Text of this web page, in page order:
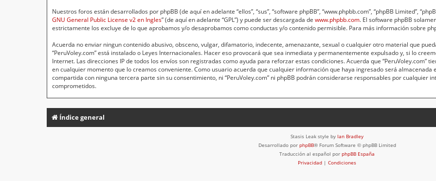
Nuestros foros están desarrollados por phpBB (de aquí en adelante “ellos”, “sus”, “software phpBB”, “www.phpbb.com”, “phpBB Limited”,
GNU General Public License v2 en Ingles” (de aquí en adelante “GPL”) y puede ser descargada de www.phpbb.com. El software phpBB
estrictamente los excluye de lo que aprobamos y/o desaprobamos como conductas y/o contenido permisible. Para más información sobre
Acuerda no enviar ningun contenido abusivo, obsceno, vulgar, difamatorio, indecente, amenazante, sexual o cualquier otro material que
“PeruVoley.com” está instalado o Leyes Internacionales. Hacer eso provocará que sea inmediata y permanentemente expulsado y, si lo
Internet. Las direcciones IP de todos los envíos son registradas como ayuda para reforzar estas condiciones. Acuerda que “PeruVoley.com”
en cualquier momento que lo creamos conveniente. Como usuario acuerda que cualquier información que haya ingresado será almacenada
compartida con ninguna tercera parte sin su consentimiento, ni “PeruVoley.com” ni phpBB podrán considerarse responsables por cualquier
comprometidos.
Índice general
Stasis Leak style by Ian Bradley
Desarrollado por phpBB® Forum Software © phpBB Limited
Traducción al español por phpBB España
Privacidad | Condiciones